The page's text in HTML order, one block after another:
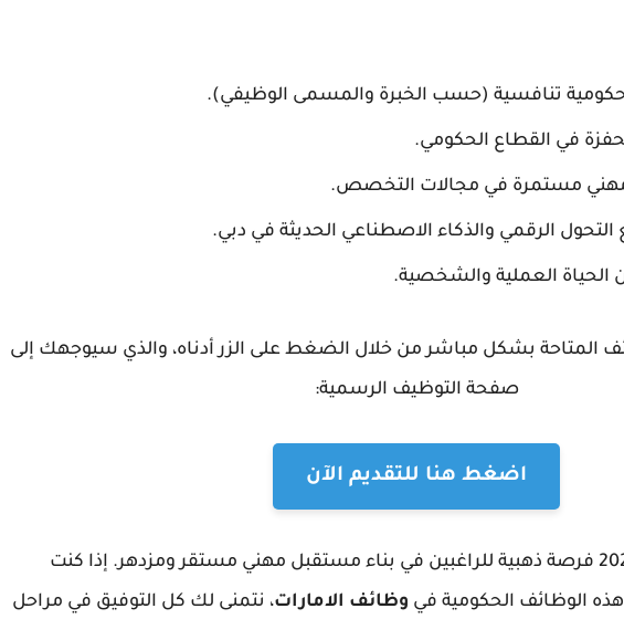
حكومية تنافسية (حسب الخبرة والمسمى الوظيفي).
في القطاع الحكومي.
مستمرة في مجالات التخصص.
الرقمي والذكاء الاصطناعي الحديثة في دبي.
الحياة العملية والشخصية.
المتاحة بشكل مباشر من خلال الضغط على الزر أدناه، والذي سيوجهك إلى
صفحة التوظيف الرسمية:
اضغط هنا للتقديم الآن
تمثل وظائف محاكم دبي 2026 فرصة ذهبية للراغبين في بناء مستقبل مهني مستقر ومزدهر. إذا كنت
الوظائف الحكومية في وظائف الامارات، نتمنى لك كل التوفيق في مراحل